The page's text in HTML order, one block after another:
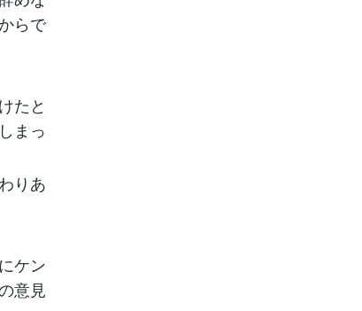
らで
たと
まっ
りあ
ケン
意見